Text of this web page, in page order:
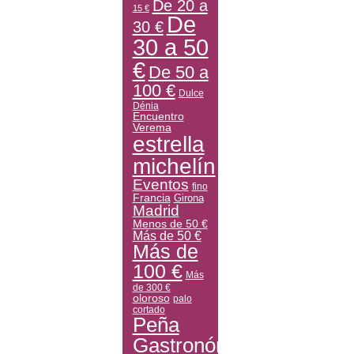
15 € De 20 a
30 € De
30 a 50
€ De 50 a
100 € Dulce
Dénia
Encuentro
Verema
estrella
michelín
Eventos fino
Francia Girona
Madrid
Menos de 50 €
Más de 50 €
Más de
100 € Más
de 300 €
oloroso palo
cortado
Peña
Gastronómica